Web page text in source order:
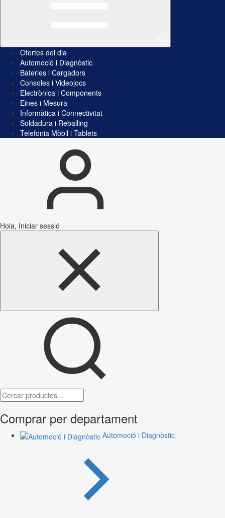
Ofertes del dia
Automoció i Diagnòstic
Bateries i Cargadors
Consoles i Videojocs
Electrònica i Components
Eines i Mesura
Informàtica i Connectivitat
Soldadura i Reballing
Telefonia Mòbil i Tablets
Hola, Iniciar sessió
Comprar per departament
Automoció i Diagnòstic